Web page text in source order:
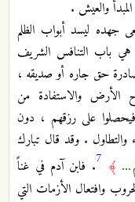
والعيش .
جهده ليسد أبواب الظلم
هي باب التنافس الشريف
حق جاره أو صديقه ،
الأرض والاستفادة من
على رزقهم ، دون
والتطاول . وقد قال تبارك
﴾ 7. فابن آدم في غناً
‏وافتعال الأزمات التي